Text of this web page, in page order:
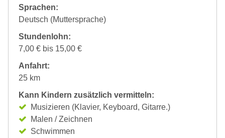
Sprachen:
Deutsch (Muttersprache)
Stundenlohn:
7,00 € bis 15,00 €
Anfahrt:
25 km
Kann Kindern zusätzlich vermitteln:
Musizieren (Klavier, Keyboard, Gitarre.)
Malen / Zeichnen
Schwimmen